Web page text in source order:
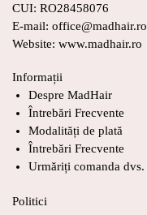
CUI: RO28458076
E-mail: office@madhair.ro
Website: www.madhair.ro
Informații
Despre MadHair
Întrebări Frecvente
Modalități de plată
Întrebări Frecvente
Urmăriți comanda dvs.
Politici